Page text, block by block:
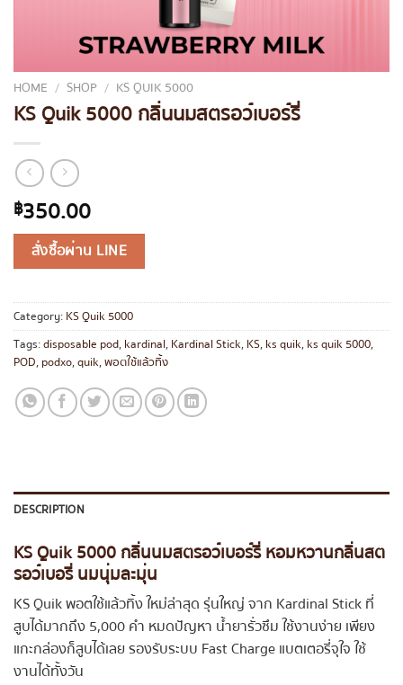
HOME / SHOP / KS QUIK 5000
KS Quik 5000 กลิ่นนมสตรอว์เบอร์รี่
฿350.00
สั่งซื้อผ่าน LINE
Category: KS Quik 5000
Tags:disposable pod, kardinal, Kardinal Stick, KS, ks quik, ks quik 5000,
POD, podxo,quik,พอตใช้แล้วทิ้ง
DESCRIPTION
KS Quik 5000 กลิ่นนมสตรอว์เบอร์รี่ หอมหวานกลิ่นสต
รอว์เบอรี่ นมนุ่มละมุ่น
KS Quik พอตใช้แล้วทิ้ง ใหม่ล่าสุด รุ่นใหญ่ จาก Kardinal Stick ที่
สูบได้มากถึง 5,000 คำ หมดปัญหา น้ำยารั่วซึม ใช้งานง่าย เพียง
แกะกล่องก็สูบได้เลย รองรับระบบ Fast Charge แบตเตอรี่จุใจ ใช้
งานได้ทั้งวัน